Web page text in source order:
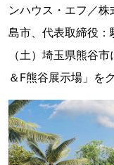
ンハウス・エフ／
島市、代表取締役
（土）埼玉県熊谷
＆F熊谷展示場」を